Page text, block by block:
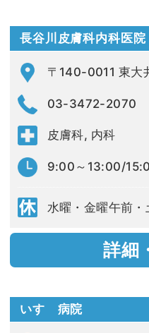
長谷川皮膚科内科医院
〒140-0011 東大
03-3472-2070
皮膚科, 内科
9:00～13:00/
水曜・金曜午前
詳細
いすゞ病院